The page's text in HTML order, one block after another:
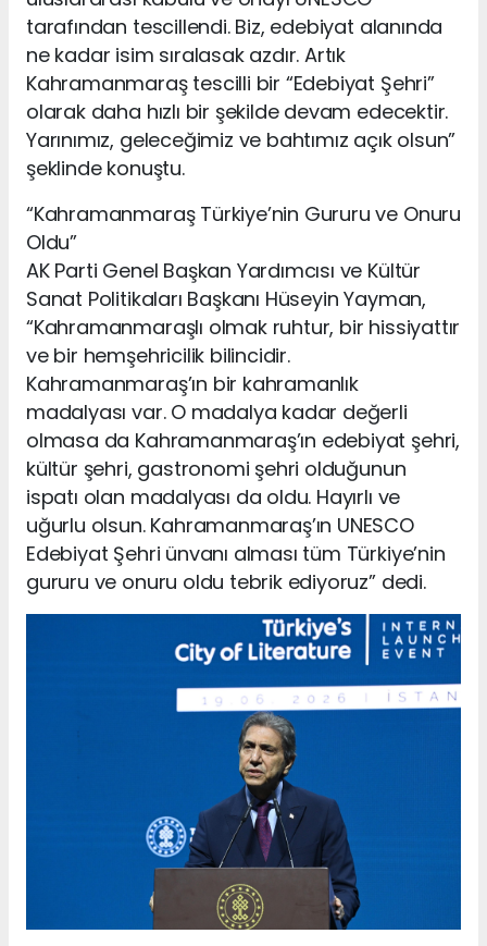
tarafından tescillendi. Biz, edebiyat alanında
ne kadar isim sıralasak azdır. Artık
Kahramanmaraş tescilli bir “Edebiyat Şehri”
olarak daha hızlı bir şekilde devam edecektir.
Yarınımız, geleceğimiz ve bahtımız açık olsun”
şeklinde konuştu.
“Kahramanmaraş Türkiye’nin Gururu ve Onuru
Oldu”
AK Parti Genel Başkan Yardımcısı ve Kültür
Sanat Politikaları Başkanı Hüseyin Yayman,
“Kahramanmaraşlı olmak ruhtur, bir hissiyattır
ve bir hemşehricilik bilincidir.
Kahramanmaraş’ın bir kahramanlık
madalyası var. O madalya kadar değerli
olmasa da Kahramanmaraş’ın edebiyat şehri,
kültür şehri, gastronomi şehri olduğunun
ispatı olan madalyası da oldu. Hayırlı ve
uğurlu olsun. Kahramanmaraş’ın UNESCO
Edebiyat Şehri ünvanı alması tüm Türkiye’nin
gururu ve onuru oldu tebrik ediyoruz” dedi.